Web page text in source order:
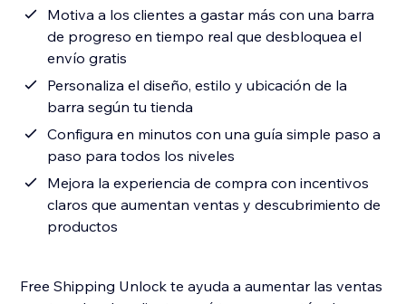
Motiva a los clientes a gastar más con una barra
de progreso en tiempo real que desbloquea el
envío gratis
Personaliza el diseño, estilo y ubicación de la
barra según tu tienda
Configura en minutos con una guía simple paso a
paso para todos los niveles
Mejora la experiencia de compra con incentivos
claros que aumentan ventas y descubrimiento de
productos
Free Shipping Unlock te ayuda a aumentar las ventas